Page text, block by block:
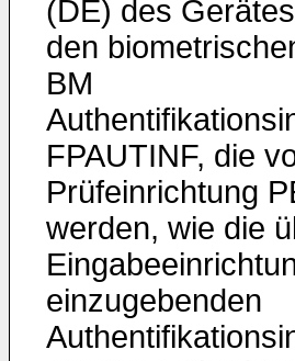
(DE) des
den
BM
FPAUTINF, die
Prüfeinrichtung
werden, wie die
einzugebenden